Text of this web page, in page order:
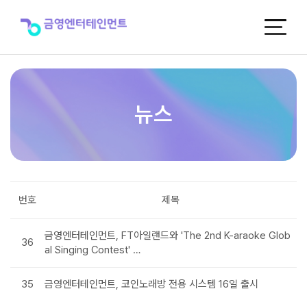
뉴스
번호 제목
36
금영엔터테인먼트, FT아일랜드와 'The 2nd K-araoke Glob
al Singing Contest' …
35 금영엔터테인먼트, 코인노래방 전용 시스템 16일 출시